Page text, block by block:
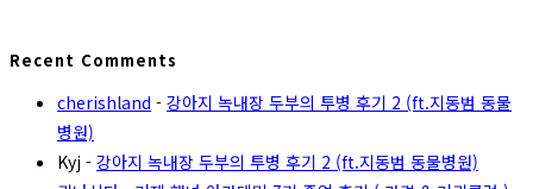
Recent Comments
cherishland - 강아지 녹내장 두부의 투병 후기 2 (ft.지동범 동물
병원)
Kyj - 강아지 녹내장 두부의 투병 후기 2 (ft.지동범 동물병원)